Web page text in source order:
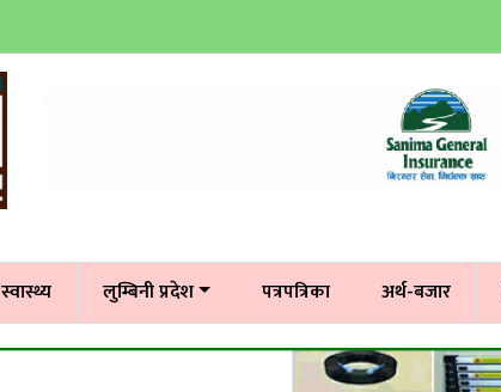
स्वास्थ्य लुम्बिनी प्रदेश पत्रपत्रिका अर्थ-बजार